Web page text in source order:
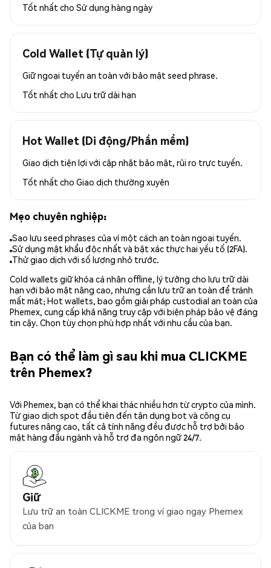
Tốt nhất cho Sử dụng hàng ngày
Cold Wallet (Tự quản lý)
Giữ ngoại tuyến an toàn với bảo mật seed phrase.
Tốt nhất cho Lưu trữ dài hạn
Hot Wallet (Di động/Phần mềm)
Giao dịch tiện lợi với cập nhật bảo mật, rủi ro trực tuyến.
Tốt nhất cho Giao dịch thường xuyên
Mẹo chuyên nghiệp:
Sao lưu seed phrases của ví một cách an toàn ngoại tuyến.
Sử dụng mật khẩu độc nhất và bật xác thực hai yếu tố (2FA).
Thử giao dịch với số lượng nhỏ trước.
Cold wallets giữ khóa cá nhân offline, lý tưởng cho lưu trữ dài
hạn với bảo mật nâng cao, nhưng cần lưu trữ an toàn để tránh
mất mát; Hot wallets, bao gồm giải pháp custodial an toàn của
Phemex, cung cấp khả năng truy cập với biện pháp bảo vệ đáng
tin cậy. Chọn tùy chọn phù hợp nhất với nhu cầu của bạn.
Bạn có thể làm gì sau khi mua CLICKME
trên Phemex?
Với Phemex, bạn có thể khai thác nhiều hơn từ crypto của mình.
Từ giao dịch spot đầu tiên đến tận dụng bot và công cụ
futures nâng cao, tất cả tính năng đều được hỗ trợ bởi bảo
mật hàng đầu ngành và hỗ trợ đa ngôn ngữ 24/7.
Giữ
Lưu trữ an toàn CLICKME trong ví giao ngay Phemex
của bạn